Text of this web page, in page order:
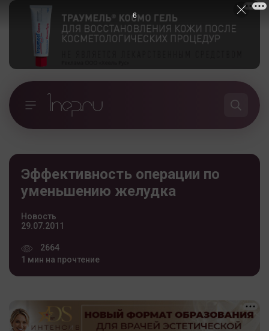
Эффективность операции по
уменьшению желудка
Новость
29.07.2011
2664
1 мин на прочтение
5